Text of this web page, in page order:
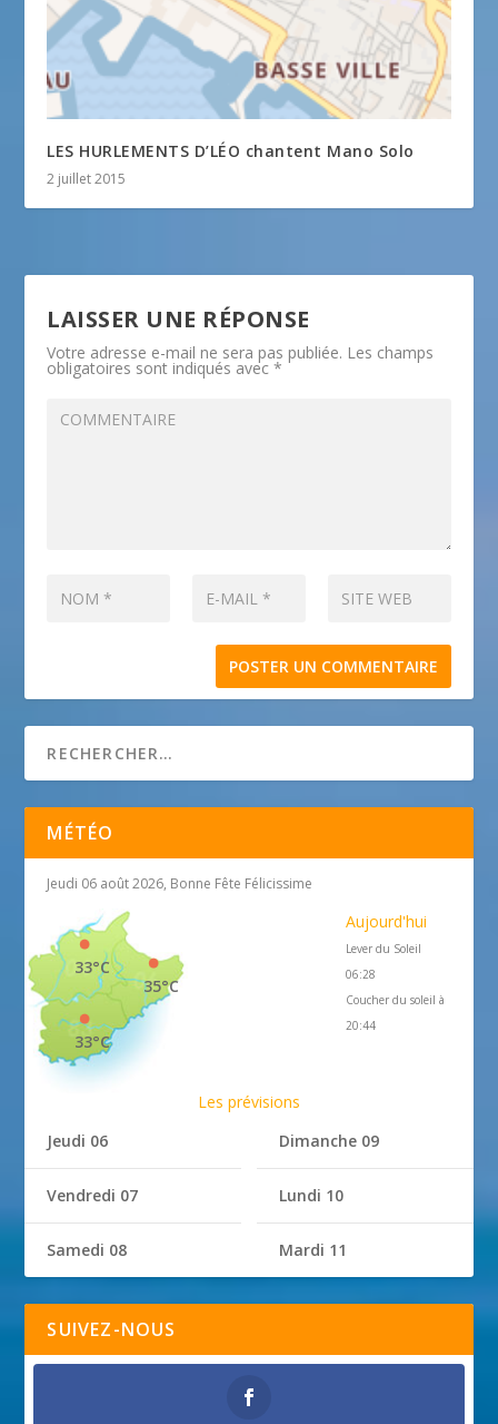
LES HURLEMENTS D’LÉO chantent Mano Solo
2 juillet 2015
LAISSER UNE RÉPONSE
Votre adresse e-mail ne sera pas publiée. Les champs
obligatoires sont indiqués avec*
MÉTÉO
Jeudi 06 août 2026, Bonne Fête Félicissime
35°C
33°C
33°C
Aujourd'hui
Lever du Soleil
06:28
Coucher du soleil à
20:44
Les prévisions
Jeudi 06
Vendredi 07
Samedi 08
Dimanche 09
Lundi 10
Mardi 11
SUIVEZ-NOUS